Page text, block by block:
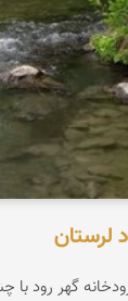
لرستان
گهر رود با